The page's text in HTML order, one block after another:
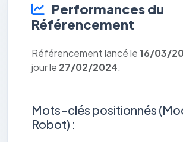
Performances du
Référencement
Référencement lancé le16/03/
jour le 27/02/2024.
Mots-clés positionnés
Robot) :